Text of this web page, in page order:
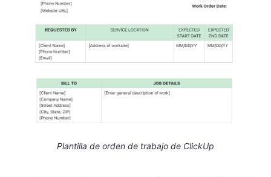
Plantilla de orden de trabajo de ClickUp